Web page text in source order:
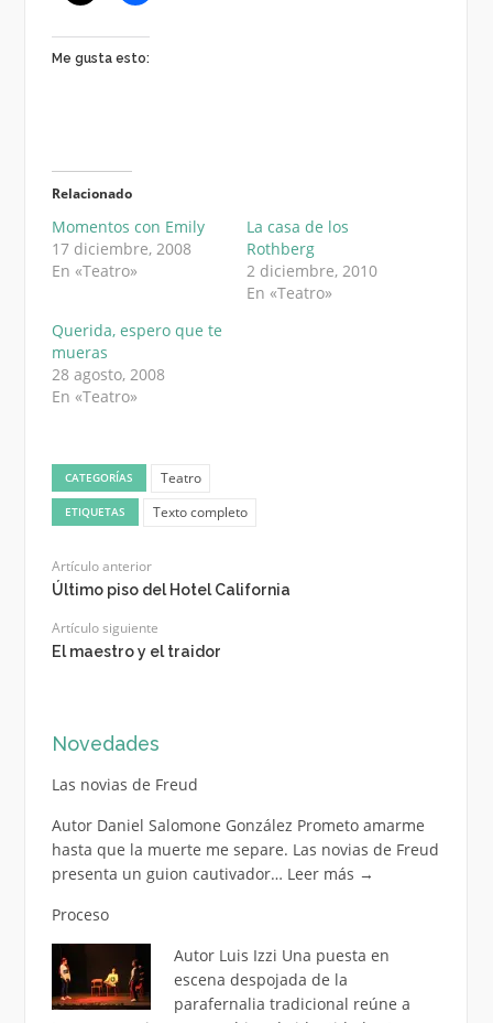
Me gusta esto:
Relacionado
Momentos con Emily
17 diciembre, 2008
En «Teatro»
La casa de los
Rothberg
2 diciembre, 2010
En «Teatro»
Querida, espero que te
mueras
28 agosto, 2008
En «Teatro»
CATEGORÍAS Teatro
ETIQUETAS Texto completo
Artículo anterior
Último piso del Hotel California
Artículo siguiente
El maestro y el traidor
Novedades
Las novias de Freud
Autor Daniel Salomone González Prometo amarme
hasta que la muerte me separe. Las novias de Freud
presenta un guion cautivador… Leer más →
Proceso
Autor Luis Izzi Una puesta en
escena despojada de la
parafernalia tradicional reúne a